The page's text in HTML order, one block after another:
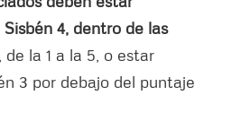
4, dentro de las
de la 1 a la 5, o estar
3 por debajo del puntaje